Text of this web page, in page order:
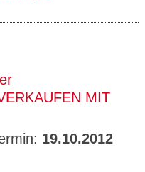
MIT
19.10.2012